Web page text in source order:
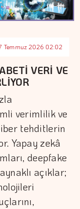
Temmuz 2026 02:02
VERİ VE
verimlilik ve
tehditlerin
Yapay zekâ
deepfake
açıklar;